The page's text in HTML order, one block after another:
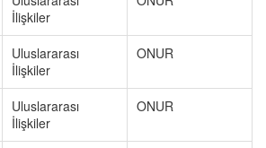
İlişkiler
Uluslararası
İlişkiler
ONUR
Uluslararası
İlişkiler
ONUR